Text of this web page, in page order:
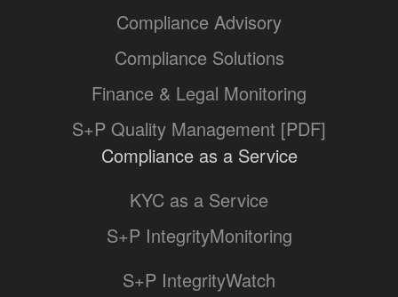
Compliance Advisory
Compliance Solutions
Finance & Legal Monitoring
S+P Quality Management [PDF]
Compliance as a Service
KYC as a Service
S+P IntegrityMonitoring
S+P IntegrityWatch